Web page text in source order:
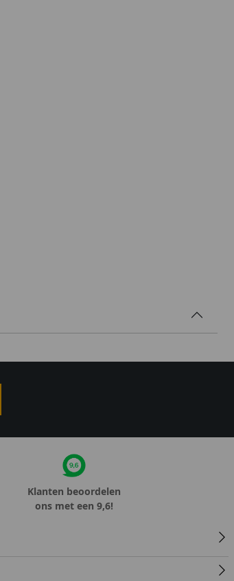
Klanten beoordelen
ons met een 9,6!